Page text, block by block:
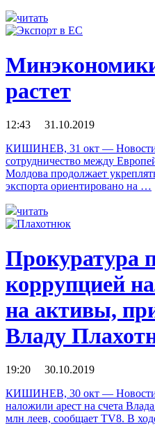
читать
растет
12:43 31.10.2019
КИШИНЕВ, 31 окт — Новости-
сотрудничество между
Молдова продолжает
экспорта ориентировано на …
читать
Прокуратура
коррупцией
на активы,
Владу
19:20 30.10.2019
КИШИНЕВ, 30 окт —
наложили арест на счета
млн леев, сообщает TV8. В